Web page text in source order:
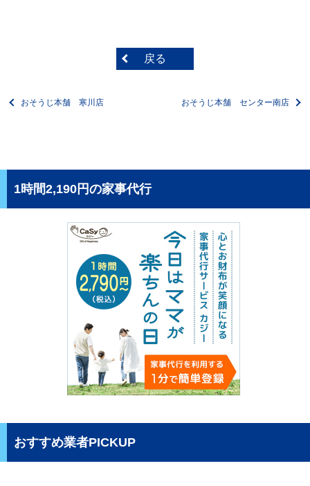
戻る
おそうじ本舗 寒川店 おそうじ本舗 センター南店
1時間2,190円の家事代行
おすすめ業者PICKUP